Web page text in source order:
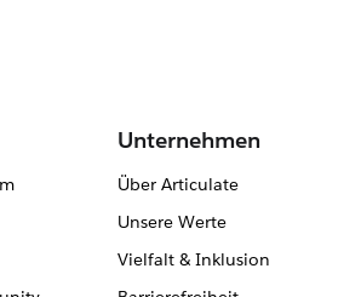
Unternehmen
Über Articulate
Unsere Werte
Vielfalt & Inklusion